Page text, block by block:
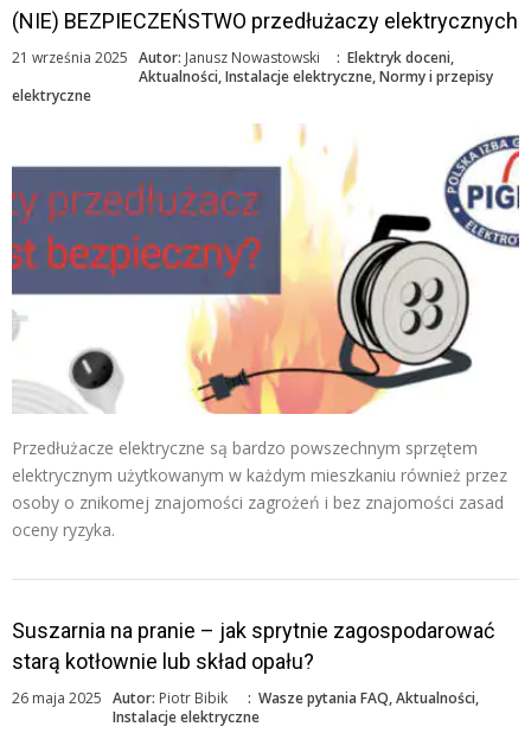
(NIE) BEZPIECZEŃSTWO przedłużaczy elektrycznych
Autor: Janusz Nowastowski
21 września 2025 : Elektryk doceni,
Aktualności,Instalacje elektryczne,Normy i przepisy
elektryczne
Przedłużacze elektryczne są bardzo powszechnym sprzętem
elektrycznym użytkowanym w każdym mieszkaniu również przez
osoby o znikomej znajomości zagrożeń i bez znajomości zasad
oceny ryzyka.
Suszarnia na pranie – jak sprytnie zagospodarować
starą kotłownie lub skład opału?
Autor: Piotr Bibik
26 maja 2025 : Wasze pytania FAQ,Aktualności,
Instalacje elektryczne